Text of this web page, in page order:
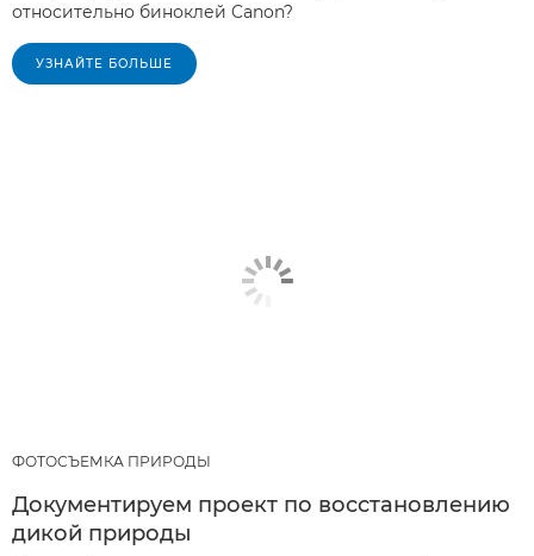
относительно биноклей Canon?
УЗНАЙТЕ БОЛЬШЕ
ФОТОСЪЕМКА ПРИРОДЫ
Документируем проект по восстановлению
дикой природы